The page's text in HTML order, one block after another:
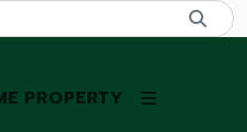
PROPERTY